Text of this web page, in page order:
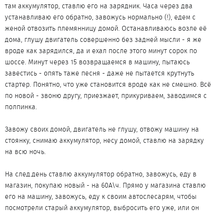
там аккумулятор, ставлю его на зарядник. Часа через два
устанавливаю его обратно, завожусь нормально (!), едем с
женой отвозить племянницу домой. Останавливаюсь возле её
дома, глушу двигатель совершенно без задней мысли - я же
вроде как зарядился, да и ехал после этого минут сорок по
шоссе. Минут через 15 возвращаемся в машину, пытаюсь
завестись - опять таже песня - даже не пытается крутнуть
стартер. Понятно, что уже становится вроде как не смешно. Всё
по новой - звоню другу, приезжает, прикуриваем, заводимся с
полпинка.
Завожу своих домой, двигатель не глушу, отвожу машину на
стоянку, снимаю аккумулятор, несу домой, ставлю на зарядку
на всю ночь.
На след.день ставлю аккумулятор обратно, завожусь, еду в
магазин, покупаю новый - на 60А\ч. Прямо у магазина ставлю
его на машину, завожусь, еду к своим автослесарям, чтобы
посмотрели старый аккумулятор, выбросить его уже, или он